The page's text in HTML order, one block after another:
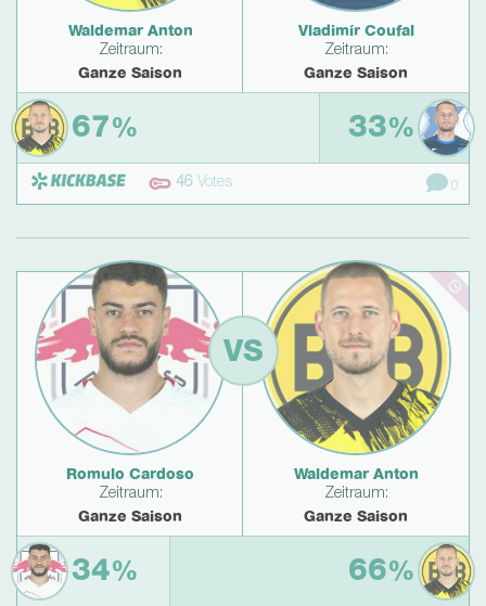
Waldemar Anton
Zeitraum:
Ganze Saison
Vladimír Coufal
Zeitraum:
Ganze Saison
67% 33%
46 Votes 0
Romulo Cardoso
Zeitraum:
Ganze Saison
VS
Waldemar Anton
Zeitraum:
Ganze Saison
34% 66%